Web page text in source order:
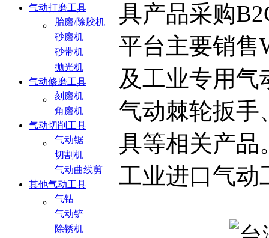
气动打磨工具
胎磨/除胶机
砂磨机
砂带机
抛光机
气动修磨工具
刻磨机
角磨机
气动切削工具
气动锯
切割机
气动曲线剪
其他气动工具
气钻
气动铲
除锈机
具产品采购
平台主要销售
及工业专用气
气动棘轮扳手
具等相关产品
工业进口气动